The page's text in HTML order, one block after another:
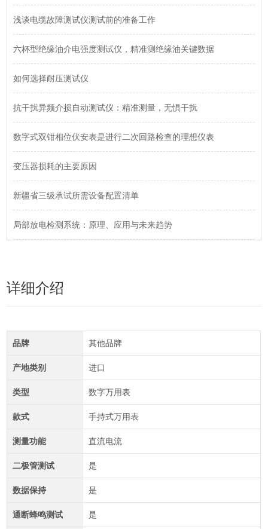
浅谈电缆故障测试仪测试前的准备工作
六杯型绝缘油介电强度测试仪，精准测绝缘油关键数据
如何选择耐压测试仪
抗干扰异频介损自动测试仪：精准测量，无惧干扰
数字式双钳相位伏安表是进行二次回路检查的理想仪表
变压器损耗的主要原因
新疆省三级承试所需设备配置清单
局部放电检测系统：原理、应用与未来趋势
详细介绍
品牌 其他品牌
产地类别 进口
类型 数字万用表
款式 手持式万用表
测量功能 直流电流
二极管测试 是
数据保持 是
通断蜂鸣测试 是